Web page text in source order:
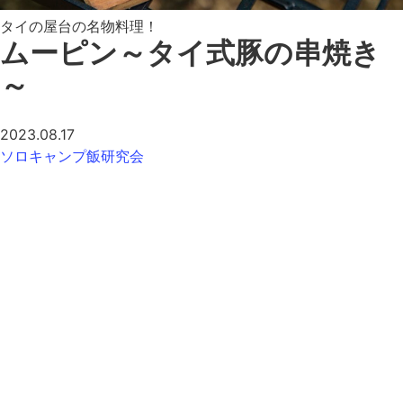
タイの屋台の名物料理！
ムーピン～タイ式豚の串焼き
～
2023.08.17
ソロキャンプ飯研究会